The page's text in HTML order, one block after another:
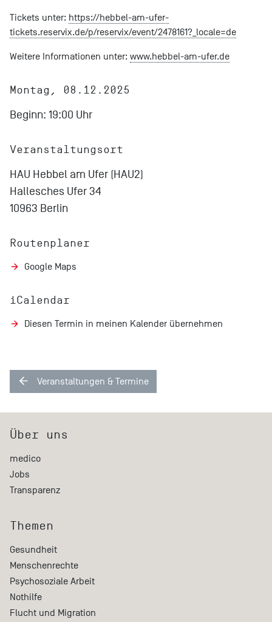
Tickets unter: https://hebbel-am-ufer-
tickets.reservix.de/p/reservix/event/2478161?_locale=de
Weitere Informationen unter: www.hebbel-am-ufer.de
Montag, 08.12.2025
Beginn: 19:00 Uhr
Veranstaltungsort
HAU Hebbel am Ufer (HAU2)
Hallesches Ufer 34
10963 Berlin
Routenplaner
Google Maps
iCalendar
Diesen Termin in meinen Kalender übernehmen
Veranstaltungen & Termine
Über uns
medico
Jobs
Transparenz
Themen
Gesundheit
Menschenrechte
Psychosoziale Arbeit
Nothilfe
Flucht und Migration